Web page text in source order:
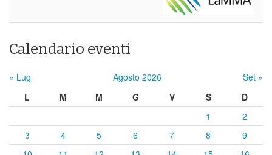
Calendario eventi
« Lug Agosto 2026
Set »
L
M M G V S
D
1
2
3
4 5 6 7 8
9